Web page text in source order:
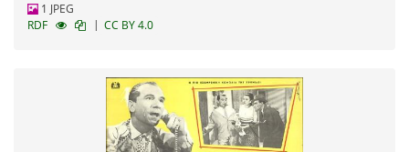
1 JPEG
RDF
| CC BY 4.0